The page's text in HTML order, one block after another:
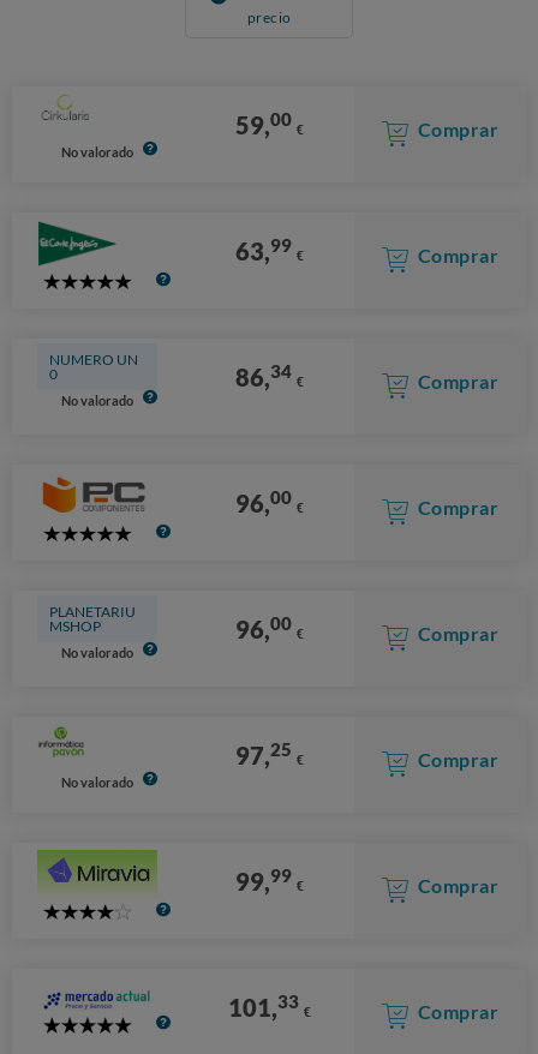
precio
No valorado
59,00 € Comprar
5
63,99 € Comprar
NUMERO UN
0
No valorado
86,34 € Comprar
5
96,00 € Comprar
PLANETARIU
MSHOP
No valorado
96,00 € Comprar
No valorado
97,25 € Comprar
4
99,99 € Comprar
5
101,33 € Comprar